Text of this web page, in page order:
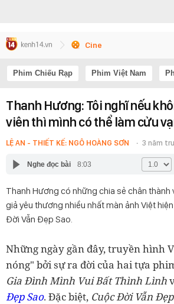
Cine
Phim Chiếu Rạp Phim Việt Nam
Thanh Hương: Tôi nghĩ nếu
viên thì mình có thể làm cửu
LỆ AN - THIẾT KẾ: NGÔ HOÀNG SƠN 3 năm
Nghe đọc bài 8:03
Thanh Hương có những chia sẻ chân thành
giả yêu thương nhiều nhất màn ảnh Việt
Đời Vẫn Đẹp Sao.
Những ngày gần đây, truyền hình
nóng" bởi sự ra đời của hai tựa
Gia Đình Mình Vui Bất Thình Lình
Đẹp Sao. Đặc biệt, Cuộc Đời Vẫn